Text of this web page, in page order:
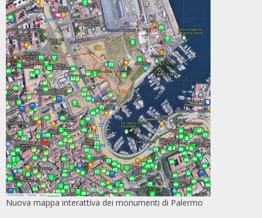
Nuova mappa interattiva dei monumenti di Palermo